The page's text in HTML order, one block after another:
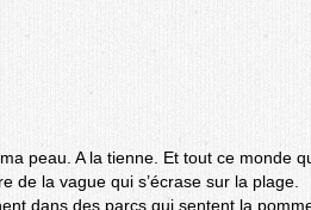
peau. A la tienne. Et tout ce monde
de la vague qui s’écrase sur la plage.
dans des parcs qui sentent la